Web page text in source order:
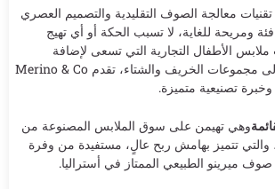
معالجة الصوف التقليدية والتصميم العصري
ومريحة للغاية، لا تسبب الحكة أو أي تهيج
ملابس الأطفال التجارية التي تسعى لإضافة
منتجات عالية الجودة إلى مجموعات الخريف والشتاء، تقدم Merino & Co
تصنيعية متميزة.
وهي تهيمن على سوق الملابس المصنوعة من
والتي تتميز بهامش ربح عالٍ، مستفيدة من وفرة
ميرينو الطبيعي الممتاز في أستراليا.